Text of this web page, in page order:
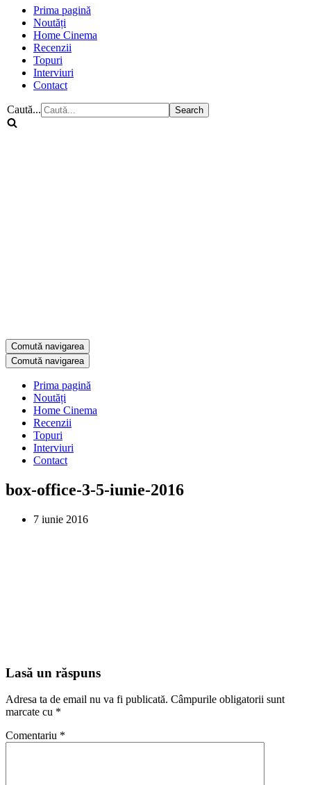
Prima pagină
Noutăți
Home Cinema
Recenzii
Topuri
Interviuri
Contact
Caută...
Comută navigarea
Comută navigarea
Prima pagină
Noutăți
Home Cinema
Recenzii
Topuri
Interviuri
Contact
box-office-3-5-iunie-2016
7 iunie 2016
Lasă un răspuns
Adresa ta de email nu va fi publicată. Câmpurile obligatorii sunt
marcate cu *
Comentariu *